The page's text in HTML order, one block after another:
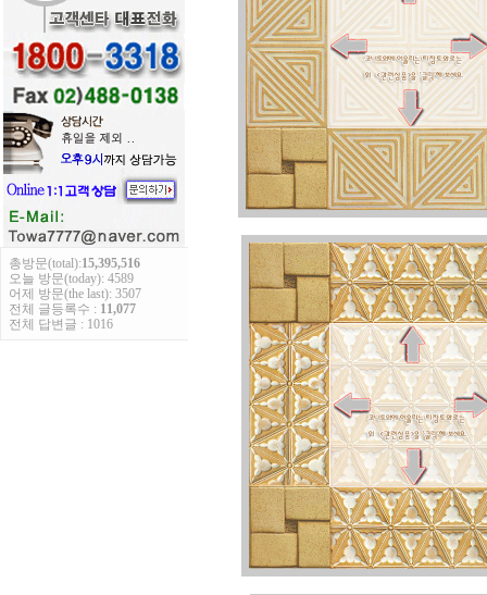
총방문(total):15,395,516
오늘 방문(today): 4589
어제 방문(the last): 3507
전체 글등록수 : 11,077
전체 답변글 : 1016